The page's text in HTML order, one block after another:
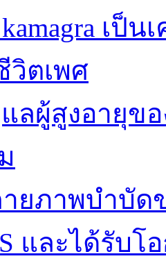
เป็
ตเพศ
ลผู้สูงอายุขอ
ยภาพบำบัด
และได้รับโ